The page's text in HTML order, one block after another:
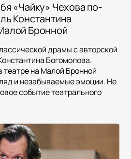
«Чайку» Чехова по-
Константина
Бронной
драмы с авторской
Богомолова.
театре на Малой Бронной
и незабываемые эмоции. Не
событие театрального